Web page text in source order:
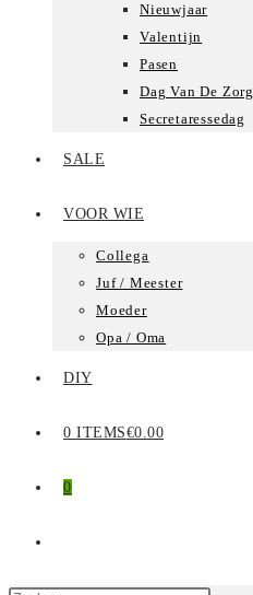
Nieuwjaar
Valentijn
Pasen
Dag Van De Zorg
Secretaressedag
SALE
VOOR WIE
Collega
Juf / Meester
Moeder
Opa / Oma
DIY
0 ITEMS€0.00
0